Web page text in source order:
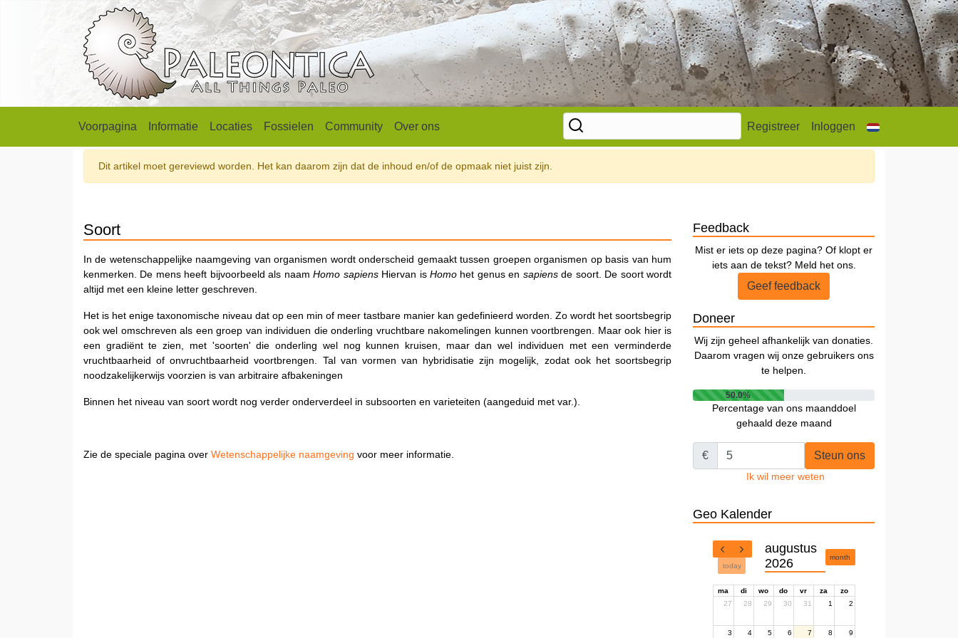
Voorpagina Informatie Locaties Fossielen Community Over ons Registreer Inloggen
Dit artikel moet gereviewd worden. Het kan daarom zijn dat de inhoud en/of de opmaak niet juist zijn.
Soort
In de wetenschappelijke naamgeving van organismen wordt onderscheid gemaakt tussen groepen organismen op basis van hum
kenmerken. De mens heeft bijvoorbeeld als naamHomo sapiensHiervan is Homohet genus en sapiensde soort. De soort wordt
altijd met een kleine letter geschreven.
Het is het enige taxonomische niveau dat op een min of meer tastbare manier kan gedefinieerd worden. Zo wordt het soortsbegrip
ook wel omschreven als een groep van individuen die onderling vruchtbare nakomelingen kunnen voortbrengen. Maar ook hier is
een gradiënt te zien, met 'soorten' die onderling wel nog kunnen kruisen, maar dan wel individuen met een verminderde
vruchtbaarheid of onvruchtbaarheid voortbrengen. Tal van vormen van hybridisatie zijn mogelijk, zodat ook het soortsbegrip
noodzakelijkerwijs voorzien is van arbitraire afbakeningen
Binnen het niveau van soort wordt nog verder onderverdeel in subsoorten en varieteiten (aangeduid met var.).
Zie de speciale pagina over Wetenschappelijke naamgeving voor meer informatie.
Feedback
Mist er iets op deze pagina? Of klopt er
iets aan de tekst? Meld het ons.
Geef feedback
Doneer
Wij zijn geheel afhankelijk van donaties.
Daarom vragen wij onze gebruikers ons
te helpen.
50.0%
Percentage van ons maanddoel
gehaald deze maand
€ Steun ons
Ik wil meer weten
Geo Kalender
today
augustus
2026
month
ma di wo do vr za
zo
27
28 29 30 31 1 2
3 4 5 6 7 8 9